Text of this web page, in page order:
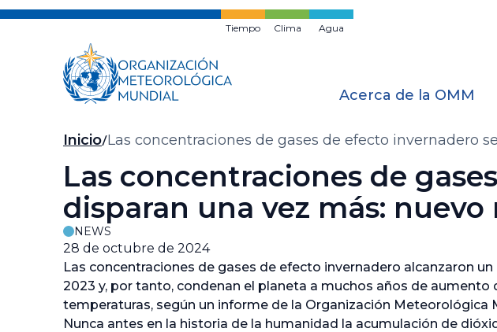
Ir
Tiempo Clima Agua
Acerca de la OMM
Migas
de
pan
Inicio Las concentraciones de gases de efecto invernadero
Las concentraciones de
disparan una vez más: nuevo
NEWS
28 de octubre de 2024
Las concentraciones de gases de efecto invernadero alcanzaron un
2023 y, por tanto, condenan el planeta a muchos años de aumento
temperaturas, según un informe de la Organización Meteorológica
Nunca antes en la historia de la humanidad la acumulación de